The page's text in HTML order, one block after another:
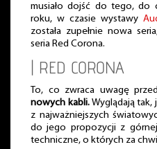
musiało dojść do tego, do
roku, w czasie wystawy
została zupełnie nowa
seria Red Corona.
| RED CORONA
To, co zwraca uwagę
nowych kabli.Wyglądają tak,
z najważniejszych
do jego propozycji z
techniczne, o których za